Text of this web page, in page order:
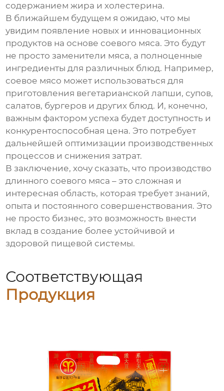
содержанием жира и холестерина.
В ближайшем будущем я ожидаю, что мы
увидим появление новых и инновационных
продуктов на основе соевого мяса. Это будут
не просто заменители мяса, а полноценные
ингредиенты для различных блюд. Например,
соевое мясо может использоваться для
приготовления вегетарианской лапши, супов,
салатов, бургеров и других блюд. И, конечно,
важным фактором успеха будет доступность и
конкурентоспособная цена. Это потребует
дальнейшей оптимизации производственных
процессов и снижения затрат.
В заключение, хочу сказать, что производство
длинного соевого мяса – это сложная и
интересная область, которая требует знаний,
опыта и постоянного совершенствования. Это
не просто бизнес, это возможность внести
вклад в создание более устойчивой и
здоровой пищевой системы.
Соответствующая
Продукция